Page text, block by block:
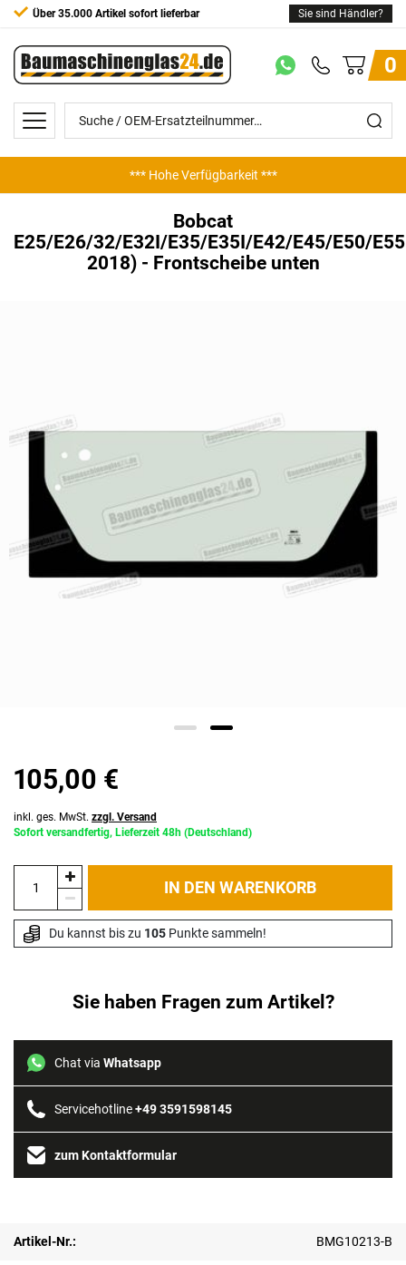
Über 35.000 Artikel sofort lieferbar Sie sind Händler?
0
*** Hohe Verfügbarkeit ***
*** Günstige Preise ***
Bobcat
E25/E26/32/E32I/E35/E35I/E42/E45/E50/
2018) - Frontscheibe unten
105,00 €
inkl. ges. MwSt. zzgl. Versand
Sofort versandfertig, Lieferzeit 48h (Deutschland)
IN DEN WARENKORB
Du kannst bis zu 105 Punkte sammeln!
Sie haben Fragen zum Artikel?
Chat via Whatsapp
Servicehotline+49 3591598145
zum Kontaktformular
Artikel-Nr.: BMG10213-B